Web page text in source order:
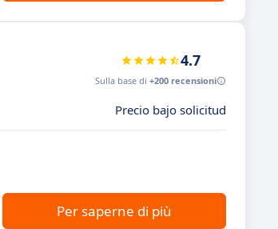
4.7
Sulla base di +200 recensioni
Precio bajo solicitud
Per saperne di più